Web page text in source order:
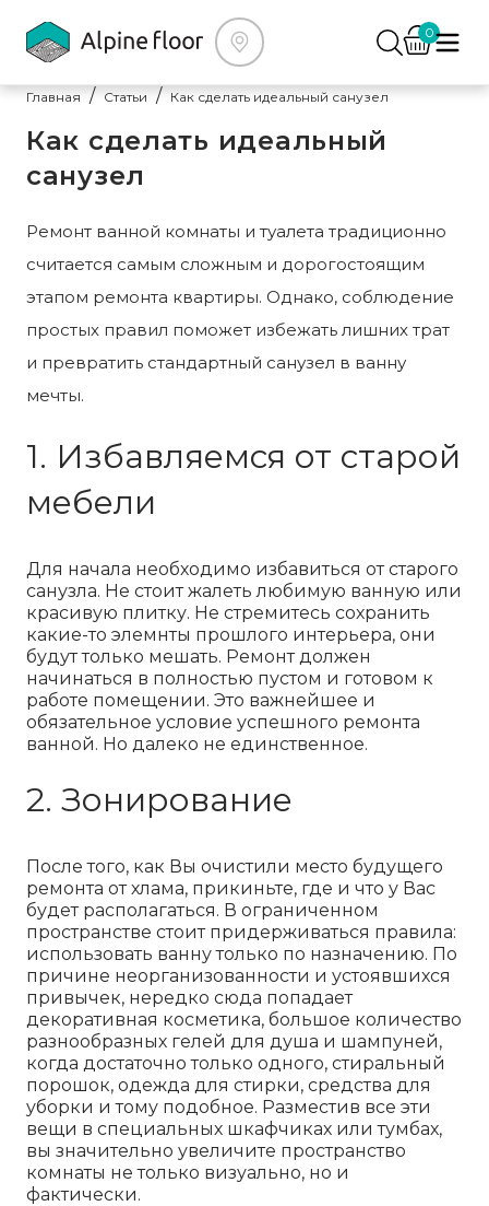
0
Главная Статьи Как сделать идеальный санузел
Как сделать идеальный
санузел
Ремонт ванной комнаты и туалета традиционно
считается самым сложным и дорогостоящим
этапом ремонта квартиры. Однако, соблюдение
простых правил поможет избежать лишних трат
и превратить стандартный санузел в ванну
мечты.
1. Избавляемся от старой
мебели
Для начала необходимо избавиться от старого
санузла. Не стоит жалеть любимую ванную или
красивую плитку. Не стремитесь сохранить
какие-то элемнты прошлого интерьера, они
будут только мешать. Ремонт должен
начинаться в полностью пустом и готовом к
работе помещении. Это важнейшее и
обязательное условие успешного ремонта
ванной. Но далеко не единственное.
2. Зонирование
После того, как Вы очистили место будущего
ремонта от хлама, прикиньте, где и что у Вас
будет располагаться. В ограниченном
пространстве стоит придерживаться правила:
использовать ванну только по назначению. По
причине неорганизованности и устоявшихся
привычек, нередко сюда попадает
декоративная косметика, большое количество
разнообразных гелей для душа и шампуней,
когда достаточно только одного, стиральный
порошок, одежда для стирки, средства для
уборки и тому подобное. Разместив все эти
вещи в специальных шкафчиках или тумбах,
вы значительно увеличите пространство
комнаты не только визуально, но и
фактически.